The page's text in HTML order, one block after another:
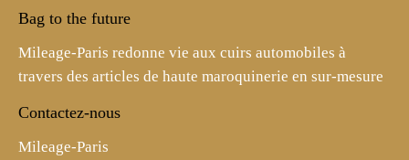
Bag to the future
Mileage-Paris redonne vie aux cuirs automobiles à
travers des articles de haute maroquinerie en sur-mesure
Contactez-nous
Mileage-Paris